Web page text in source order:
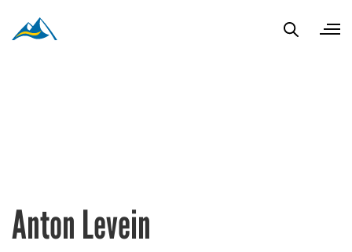
Anton Levein